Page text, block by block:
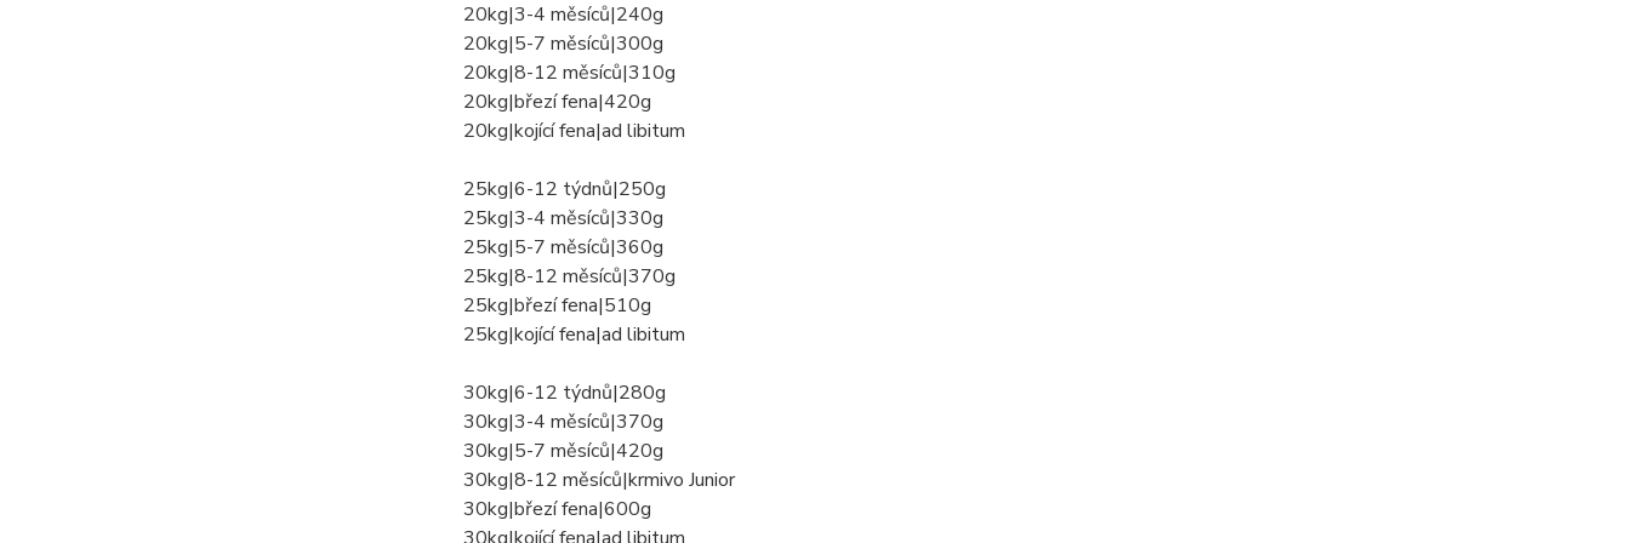
20kg|3-4 měsíců|240g
20kg|5-7 měsíců|300g
20kg|8-12 měsíců|310g
20kg|březí fena|420g
20kg|kojící fena|ad libitum
25kg|6-12 týdnů|250g
25kg|3-4 měsíců|330g
25kg|5-7 měsíců|360g
25kg|8-12 měsíců|370g
25kg|březí fena|510g
25kg|kojící fena|ad libitum
30kg|6-12 týdnů|280g
30kg|3-4 měsíců|370g
30kg|5-7 měsíců|420g
30kg|8-12 měsíců|krmivo Junior
30kg|březí fena|600g